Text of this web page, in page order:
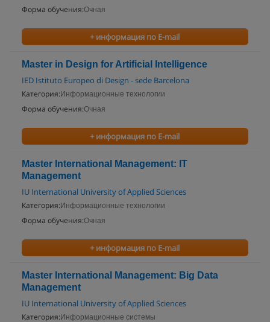
Форма обучения:Очная
+ информация по E-mail
Master in Design for Artificial Intelligence
IED Istituto Europeo di Design - sede Barcelona
Категория: Информационные технологии
Форма обучения:Очная
+ информация по E-mail
Master International Management: IT
Management
IU International University of Applied Sciences
Категория: Информационные технологии
Форма обучения:Очная
+ информация по E-mail
Master International Management: Big Data
Management
IU International University of Applied Sciences
Категория: Информационные системы